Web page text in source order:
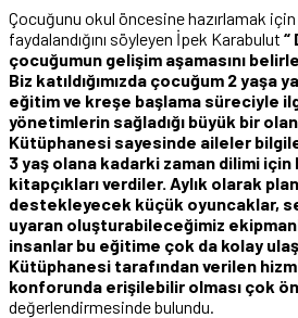
Çocuğunu okul öncesine hazırlamak
faydalandığını söyleyen İpek Karabulut “
çocuğumun gelişim aşamasını
Biz katıldığımızda çocuğum 2 yaşa
eğitim ve kreşe başlama süreciyle
yönetimlerin sağladığı büyük bir
Kütüphanesi sayesinde aileler
3 yaş olana kadarki zaman dilimi için
kitapçıkları verdiler. Aylık olarak
destekleyecek küçük oyuncaklar,
uyaran oluşturabileceğimiz
insanlar bu eğitime çok da kolay
Kütüphanesi tarafından verilen
konforunda erişilebilir olması çok
değerlendirmesinde bulundu.